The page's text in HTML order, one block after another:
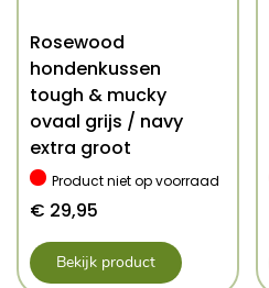
Rosewood
hondenkussen
tough & mucky
ovaal grijs / navy
extra groot
Product niet op voorraad
€ 29,95
Bekijk product